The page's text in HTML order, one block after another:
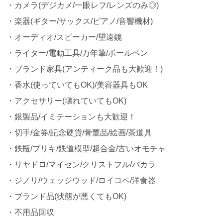
・カメラ(デジカメ/一眼レフ/レンズのみ◎)
・楽器(ギター/サックス/ピアノ/音響機材)
・オーディオ/スピーカー/望遠鏡
・ライター/電動工具/万年筆/ボールペン
・ブランド家具(アンティーク品も大歓迎！)
・香水(使っていてもOK)/美容器具もOK
・アクセサリー(壊れていてもOK)
・銀製品/イミテーションも大歓迎！
・切手/金券/記念硬貨/骨董品/絵画/茶道具
・鉄瓶/ブリキ/鉄道模型/超合金/古いオモチャ
・リヤドロ/マイセン/クリストフル/バカラ
・ジノリ/ウェッジウッド/ロイコペ/洋食器
・ブランド品(状態が悪くてもOK)
・不用品回収